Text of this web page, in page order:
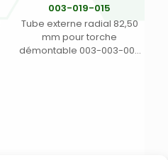
003-019-015
Tube externe radial 82,50
mm pour torche
démontable 003-003-005